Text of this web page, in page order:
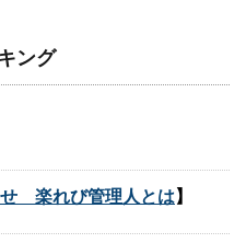
ング
楽れび管理人とは 】